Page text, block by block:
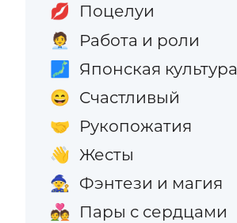
💋 Поцелуи
🧑‍💼 Работа и роли
🗾 Японская культура
😄 Счастливый
🤝 Рукопожатия
👋 Жесты
🧙 Фэнтези и магия
💑 Пары с сердцами